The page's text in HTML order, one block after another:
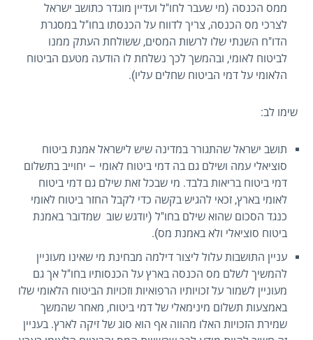
ממס הכנסה (מי שעבר לחו"ל ועדיין מוגדר כתושב ישראל
לצרכי מס הכנסה, צריך לדווח על הכנסתו בחו"ל במסגרת
הדו"ח השנתי שלו לרשות המסים, ששולחת העתק ממנו
לביטוח לאומי, ובהמשך לכך נשלחת לו הודעה מטעם הביטוח
הלאומי על דמי הביטוח שחלים עליו).
שימו לב:
תושב ישראל שהתגורר במדינה שיש לישראל אמנת ביטוח
סוציאלי עמה ושילם גם בה דמי ביטוח לאומי – יחוייב בתשלום
דמי ביטוח בריאות בלבד. מי שבכל זאת שילם גם דמי ביטוח
לאומי בארץ, זכאי להגיש בקשה כדי לקבל החזר ביטוח לאומי
כנגד הסכום שהוא שילם בחו"ל (יודגש שוב שמדובר באמנת
ביטוח סוציאלי ולא באמנת מס).
עניין התושבות עלול ליצור דילמה מבחינת מי שאינו מעוניין
להמשיך לשלם מס הכנסה בארץ על הכנסותיו בחו"ל אך גם
מעוניין לשמור על זכויותיו הרפואיות וזכויות הביטוח הלאומי שלו
באמצעות תשלום מינימאלי של דמי ביטוח, מאחר שהמשך
שמירת הזכויות האלו מהווה אף הוא סוג של זיקה לארץ. בעניין